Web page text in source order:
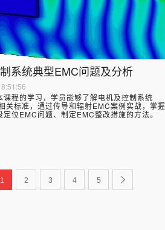
系统典型EMC问题及分析
课程的学习，学员能够了解电机及控制系统
关标准，通过传导和辐射EMC案例实战，掌握
定位EMC问题、制定EMC整改措施的方法。
1 2 3 4 5